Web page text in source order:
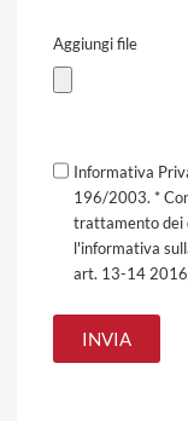
Aggiungi file
Informativa
196/2003. *
trattamento dei
l'informativa
art. 13-14